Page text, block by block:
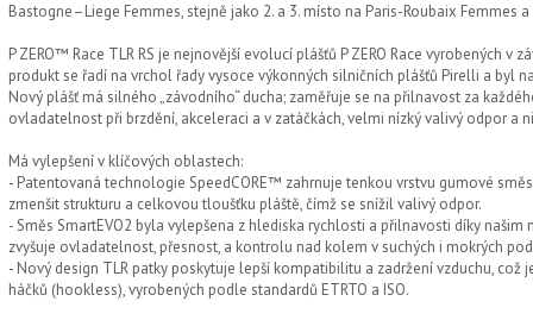
Bastogne–Liege Femmes, stejně jako 2. a 3. místo na Paris-Roubaix Femmes a
P ZERO™ Race TLR RS je nejnovější evolucí plášťů P ZERO Race vyrobených
produkt se řadí na vrchol řady vysoce výkonných silničních plášťů Pirelli a byl
Nový plášť má silného „závodního“ ducha; zaměřuje se na přilnavost za
ovladatelnost při brzdění, akceleraci a v zatáčkách, velmi nízký valivý odpor a
Má vylepšení v klíčových oblastech:
- Patentovaná technologie SpeedCORE™ zahrnuje tenkou vrstvu gumové
zmenšit strukturu a celkovou tloušťku pláště, čímž se snížil valivý odpor.
- Směs SmartEVO2 byla vylepšena z hlediska rychlosti a přilnavosti díky
zvyšuje ovladatelnost, přesnost, a kontrolu nad kolem v suchých i mokrých
- Nový design TLR patky poskytuje lepší kompatibilitu a zadržení vzduchu, což
háčků (hookless), vyrobených podle standardů ETRTO a ISO.